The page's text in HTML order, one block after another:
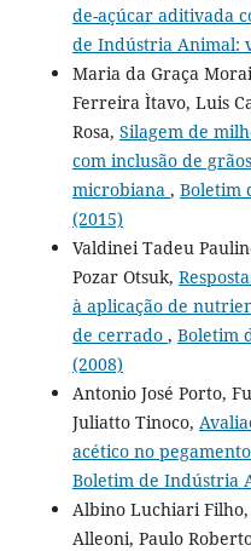
de-açúcar aditivada
de Indústria Animal:
Maria da Graça
Ferreira Ìtavo, Luis
Rosa, Silagem de
com inclusão de
microbiana , Boletim
(2015)
Valdinei Tadeu
Pozar Otsuk,
à aplicação de
de cerrado , Boletim
(2008)
Antonio José Porto,
Juliatto Tinoco,
acético no
Boletim de Indústria
Albino Luchiari
Alleoni, Paulo